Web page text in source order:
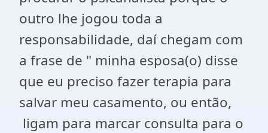
outro lhe jogou toda a
responsabilidade, daí chegam com
a frase de " minha esposa(o) disse
que eu preciso fazer terapia para
salvar meu casamento, ou então,
ligam para marcar consulta para o